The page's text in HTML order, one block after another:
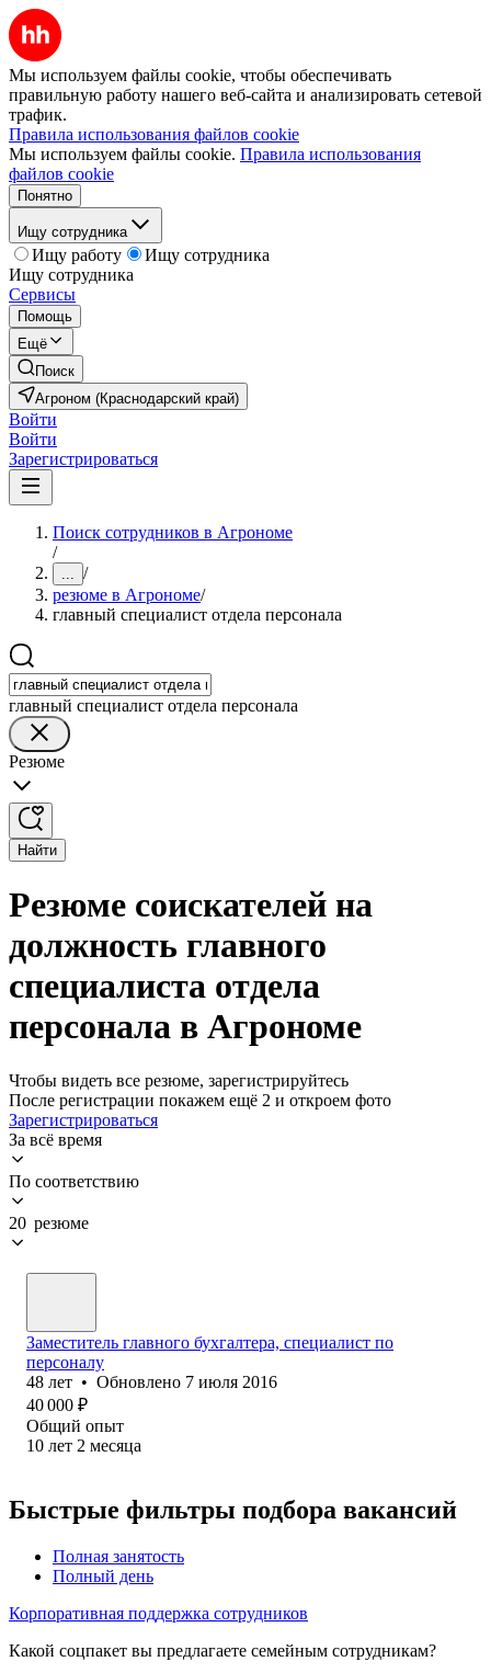
Мы используем файлы cookie, чтобы обеспечивать
правильную работу нашего веб-сайта и анализировать сетевой
трафик.
Правила использования файлов cookie
Мы используем файлы cookie. Правила использования
файлов cookie
Понятно
Ищу сотрудника
Ищу работу
Ищу сотрудника
Ищу сотрудника
Сервисы
Помощь
Ещё
Поиск
Агроном (Краснодарский край)
Войти
Войти
Зарегистрироваться
Поиск сотрудников в Агрономе
/
... /
резюме в Агрономе/
главный специалист отдела персонала
главный специалист отдела персонала
Резюме
Найти
Резюме соискателей на
должность главного
специалиста отдела
персонала в Агрономе
Чтобы видеть все резюме, зарегистрируйтесь
После регистрации покажем ещё 2 и откроем фото
Зарегистрироваться
За всё время
По соответствию
20 резюме
Заместитель главного бухгалтера, специалист по
персоналу
48 лет • Обновлено 7 июля 2016
40 000 ₽
Общий опыт
10 лет 2 месяца
Быстрые фильтры подбора вакансий
Полная занятость
Полный день
Корпоративная поддержка сотрудников
Какой соцпакет вы предлагаете семейным сотрудникам?